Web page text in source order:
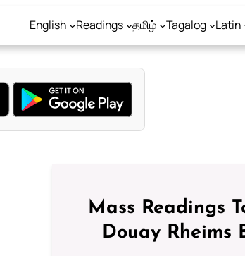
English Readings தமிழ் Tagalog Latin
Mass Readings
Douay Rheims